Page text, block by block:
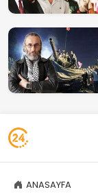
ANASAYFA